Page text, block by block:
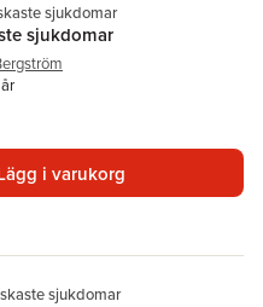
sjukdomar
sjukdomar
i varukorg
sjukdomar